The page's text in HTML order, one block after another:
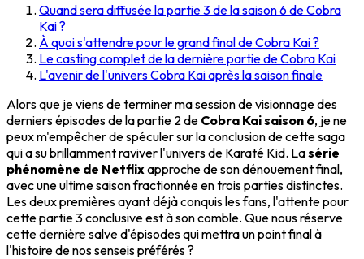
Quand sera diffusée la partie 3 de la saison 6 de Cobra
Kai ?
À quoi s'attendre pour le grand final de Cobra Kai ?
Le casting complet de la dernière partie de Cobra Kai
L'avenir de l'univers Cobra Kai après la saison finale
Alors que je viens de terminer ma session de visionnage des
derniers épisodes de la partie 2 de Cobra Kai saison 6, je ne
peux m'empêcher de spéculer sur la conclusion de cette saga
qui a su brillamment raviver l'univers de Karaté Kid. Lasérie
phénomène de Netflixapproche de son dénouement final,
avec une ultime saison fractionnée en trois parties distinctes.
Les deux premières ayant déjà conquis les fans, l'attente pour
cette partie 3 conclusive est à son comble. Que nous réserve
cette dernière salve d'épisodes qui mettra un point final à
l'histoire de nos senseis préférés ?